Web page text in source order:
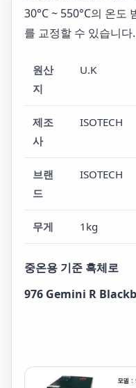
30°C ~ 550°C의 온도
를 교정할 수 있습니다.
원산
지
U.K
제조
사
ISOTECH
브랜
드
ISOTECH
무게 1kg
중온용 기준 흑체로
976 Gemini R